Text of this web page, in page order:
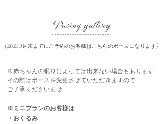
​Posing gallery
​(2023.3月末までにご予約のお客様はこちらのポーズになります)
※赤ちゃんの眠りによっては出来ない場合もあります
その際はポーズを変更させていただきますので
ご了承くださいませ
​※ミニプランのお客様は
・おくるみ